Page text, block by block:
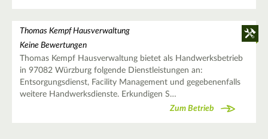
Thomas Kempf Hausverwaltung
Keine Bewertungen
Thomas Kempf Hausverwaltung bietet als Handwerksbetrieb
in 97082 Würzburg folgende Dienstleistungen an:
Entsorgungsdienst, Facility Management und gegebenenfalls
weitere Handwerksdienste. Erkundigen S…
Zum Betrieb